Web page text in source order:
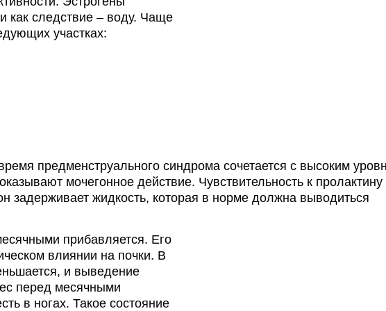
как следствие – воду. Чаще
участках:
предменструального синдрома сочетается с высоким
мочегонное действие. Чувствительность к пролактину
задерживает жидкость, которая в норме должна выводиться
прибавляется. Его
влиянии на почки. В
и выведение
перед месячными
в ногах. Такое состояние